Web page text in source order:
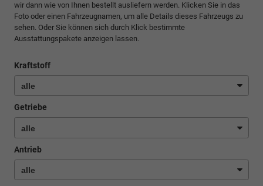
wir dann wie von Ihnen bestellt ausliefern werden. Klicken Sie in das
Foto oder einen Fahrzeugnamen, um alle Details dieses Fahrzeugs zu
sehen. Oder Sie können sich durch Klick bestimmte
Ausstattungspakete anzeigen lassen.
Kraftstoff
Getriebe
Antrieb